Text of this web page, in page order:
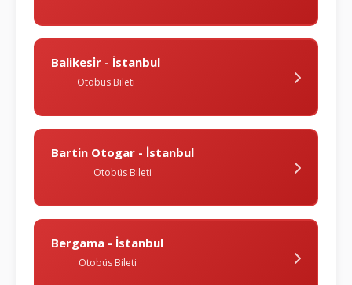
Balikesi̇r - İstanbul
Otobüs Bileti
Bartin Otogar - İstanbul
Otobüs Bileti
Bergama - İstanbul
Otobüs Bileti